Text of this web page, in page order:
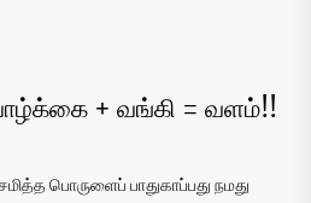
வாழ்க்கை + வங்கி = வளம்!!
பொருளைப் பாதுகாப்பது நமது